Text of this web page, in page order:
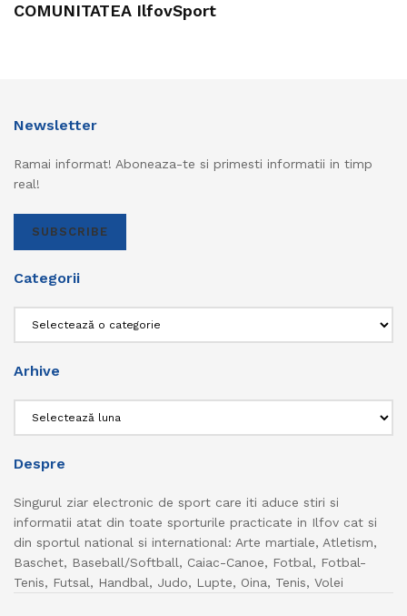
COMUNITATEA IlfovSport
Newsletter
Ramai informat! Aboneaza-te si primesti informatii in timp
real!
SUBSCRIBE
Categorii
Arhive
Despre
Singurul ziar electronic de sport care iti aduce stiri si
informatii atat din toate sporturile practicate in Ilfov cat si
din sportul national si international: Arte martiale, Atletism,
Baschet, Baseball/Softball, Caiac-Canoe, Fotbal, Fotbal-
Tenis, Futsal, Handbal, Judo, Lupte, Oina, Tenis, Volei